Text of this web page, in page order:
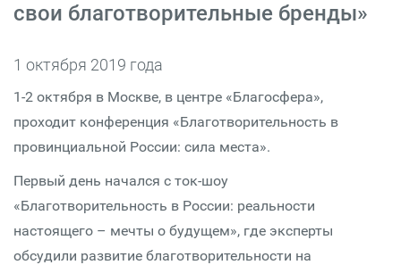
свои благотворительные бренды»
1 октября 2019 года
1-2 октября в Москве, в центре «Благосфера»,
проходит конференция «Благотворительность в
провинциальной России: сила места».
Первый день начался с ток-шоу
«Благотворительность в России: реальности
настоящего – мечты о будущем», где эксперты
обсудили развитие благотворительности на